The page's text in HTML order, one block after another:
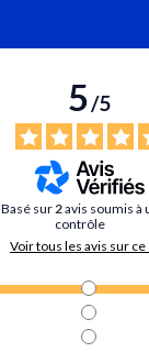
5/5
Basé sur 2avis soumis à
contrôle
Voir tous les avis sur ce